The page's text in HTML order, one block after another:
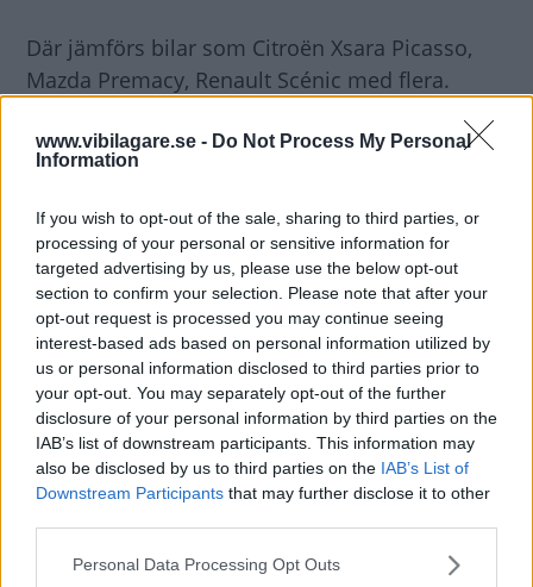
www.vibilagare.se - Do Not Process My Personal
Information
If you wish to opt-out of the sale, sharing to third parties, or
processing of your personal or sensitive information for
targeted advertising by us, please use the below opt-out
section to confirm your selection. Please note that after your
opt-out request is processed you may continue seeing
interest-based ads based on personal information utilized by
us or personal information disclosed to third parties prior to
your opt-out. You may separately opt-out of the further
disclosure of your personal information by third parties on the
IAB’s list of downstream participants. This information may
also be disclosed by us to third parties on the IAB’s List of
Downstream Participants that may further disclose it to other
Please note that this website/app uses one or more Google
Personal Data Processing Opt Outs
Där jämförs bilar som Citroën Xsara Picasso,
Mazda Premacy, Renault Scénic med flera.
Diskutera:Hur skulle du svara på frågan?